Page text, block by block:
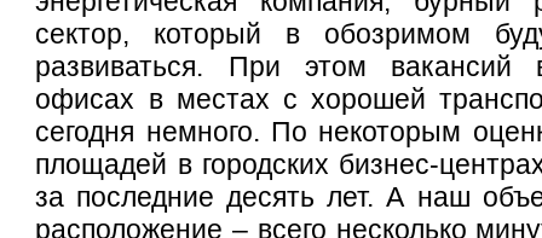
сектор, который в обозримом
развиваться. При этом вакансий
офисах в местах с хорошей
сегодня немного. По некоторым
площадей в городских бизнес-
за последние десять лет. А наш
расположение – всего несколько